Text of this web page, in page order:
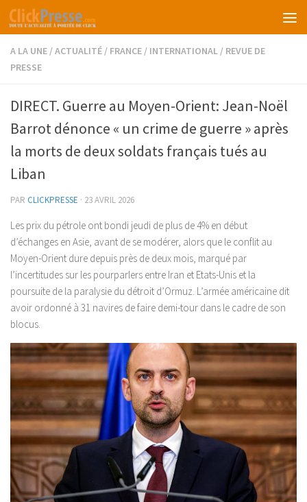
Skip to content
A LA UNE /ACTUALITÉ / FRANCE / INTERNATIONAL / REVUE DE
PRESSE
DIRECT. Guerre au Moyen-Orient: Jean-Noël
Barrot dénonce « un crime de guerre » après
la morts de deux soldats français tués au
Liban
PAR CLICKPRESSE · 23 AVRIL 2026
Les prix du pétrole ont bondi jeudi de plus de 4% en début
d’échanges en Asie, avant de se modérer, alors que le conflit au
Moyen-Orient dure depuis près de deux mois, marqué par
l’incertitudes sur les pourparlers entre Iran et Etats-Unis et la
poursuite de la paralysie du détroit d’Ormuz. L’armée américaine dit
avoir ordonné à 31 navires de faire demi-tour dans le cadre de son
blocus.